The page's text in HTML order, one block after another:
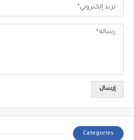
Categories